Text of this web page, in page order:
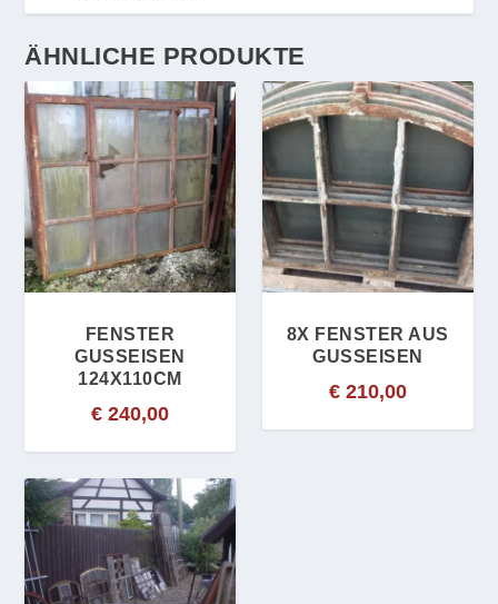
ÄHNLICHE PRODUKTE
FENSTER
GUSSEISEN
124X110CM
€ 240,00
8X FENSTER AUS
GUSSEISEN
€210,00